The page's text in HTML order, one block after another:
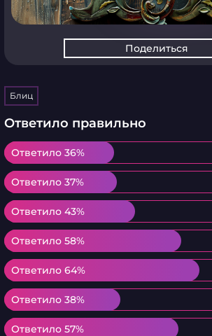
Поделиться
Блиц
Ответило правильно
Ответило 36%
Ответило 36%
Ответило 37%
Ответило 37%
Ответило 43%
Ответило 43%
Ответило 58%
Ответило 58%
Ответило 64%
Ответило 64%
Ответило 38%
Ответило 38%
Ответило 57%
Ответило 57%